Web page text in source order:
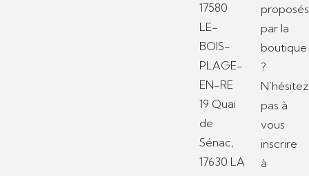
17580
LE-
BOIS-
PLAGE-
EN-RE
19 Quai
de
Sénac,
17630 LA
proposés
par la
boutique
?
N’hésitez
pas à
vous
inscrire
à